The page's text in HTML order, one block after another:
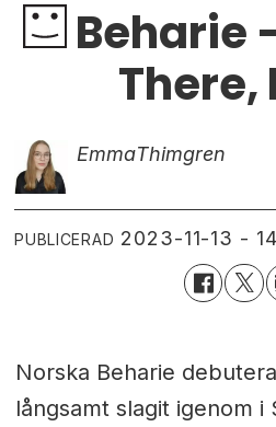
Beharie
There,
EmmaThimgren
PUBLICERAD 2023-11-13 -
Norska Beharie
långsamt slagit igenom i